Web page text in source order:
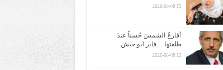
2026-08-08
أقارعُ الشمسَ حُسناً عندَ
طلعتها….فايز ابو جيش
2026-08-08